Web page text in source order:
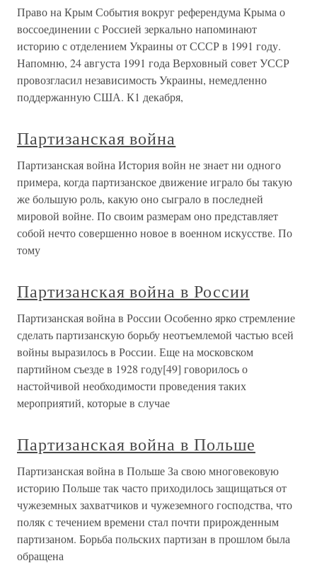
Право на Крым События вокруг референдума Крыма о
воссоединении с Россией зеркально напоминают
историю с отделением Украины от СССР в 1991 году.
Напомню, 24 августа 1991 года Верховный совет УССР
провозгласил независимость Украины, немедленно
поддержанную США. К1 декабря,
Партизанская война
Партизанская война История войн не знает ни одного
примера, когда партизанское движение играло бы такую
же большую роль, какую оно сыграло в последней
мировой войне. По своим размерам оно представляет
собой нечто совершенно новое в военном искусстве. По
тому
Партизанская война в России
Партизанская война в России Особенно ярко стремление
сделать партизанскую борьбу неотъемлемой частью всей
войны выразилось в России. Еще на московском
партийном съезде в 1928 году[49] говорилось о
настойчивой необходимости проведения таких
мероприятий, которые в случае
Партизанская война в Польше
Партизанская война в Польше За свою многовековую
историю Польше так часто приходилось защищаться от
чужеземных захватчиков и чужеземного господства, что
поляк с течением времени стал почти прирожденным
партизаном. Борьба польских партизан в прошлом была
обращена